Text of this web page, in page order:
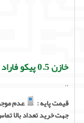
خازن 0.5 پیکو فاراد SMD - 805 - بسته 20 تایی
..
قیمت پایه :
عدم
جهت خرید تعداد بالا